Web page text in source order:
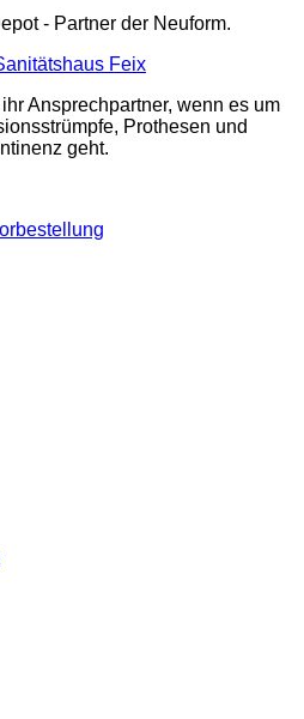
- Partner der Neuform.
Ansprechpartner, wenn es um
Prothesen und
geht.